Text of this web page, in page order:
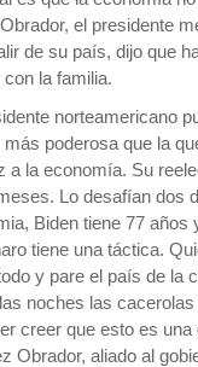
Obrador, el presidente
de su país, dijo que
con la familia.
norteamericano
más poderosa que la
a la economía. Su
Lo desafían dos
Biden tiene 77
tiene una táctica.
y pare el país de la
noches las
creer que esto es una
Obrador, aliado al